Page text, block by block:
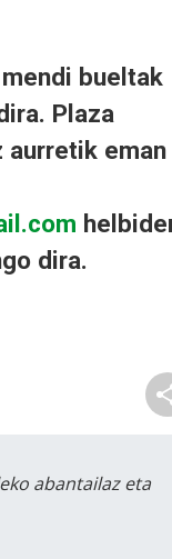
bueltak
Plaza
aurretik eman
dira.
abantailaz eta